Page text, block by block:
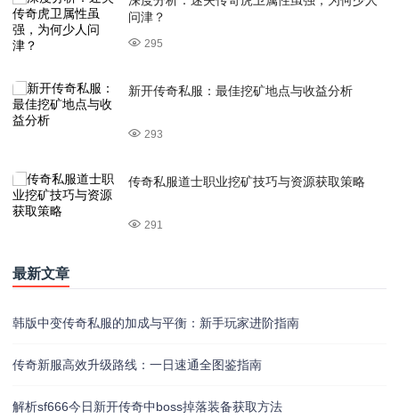
问津？
295
新开传奇私服：最佳挖矿地点与收益分析
293
传奇私服道士职业挖矿技巧与资源获取策略
291
最新文章
韩版中变传奇私服的加成与平衡：新手玩家进阶指南
传奇新服高效升级路线：一日速通全图鉴指南
解析sf666今日新开传奇中boss掉落装备获取方法